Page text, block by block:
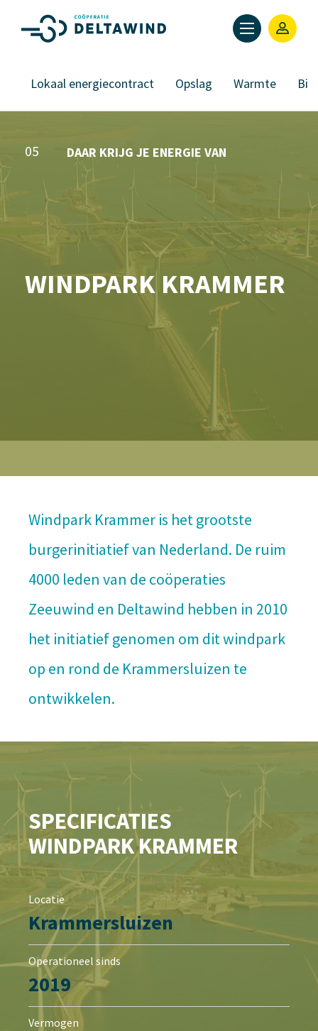
Lokaal energiecontract Opslag Warmte Bio
05 DAAR KRIJG JE ENERGIE VAN
WINDPARK KRAMMER
Windpark Krammer is het grootste
burgerinitiatief van Nederland. De ruim
4000 leden van de coöperaties
Zeeuwind en Deltawind hebben in 2010
het initiatief genomen om dit windpark
op en rond de Krammersluizen te
ontwikkelen.
SPECIFICATIES
WINDPARK KRAMMER
Locatie
Krammersluizen
Operationeel sinds
2019
Vermogen